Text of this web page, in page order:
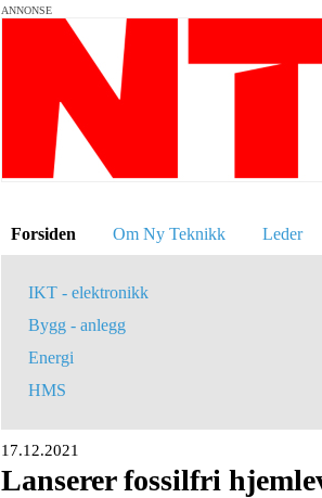
ANNONSE
Forsiden Om Ny Teknikk Leder
IKT - elektronikk
Bygg - anlegg
Energi
HMS
17.12.2021
Lanserer fossilfri